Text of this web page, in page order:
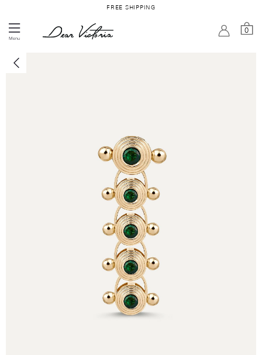
FREE SHIPPING
Menu
0